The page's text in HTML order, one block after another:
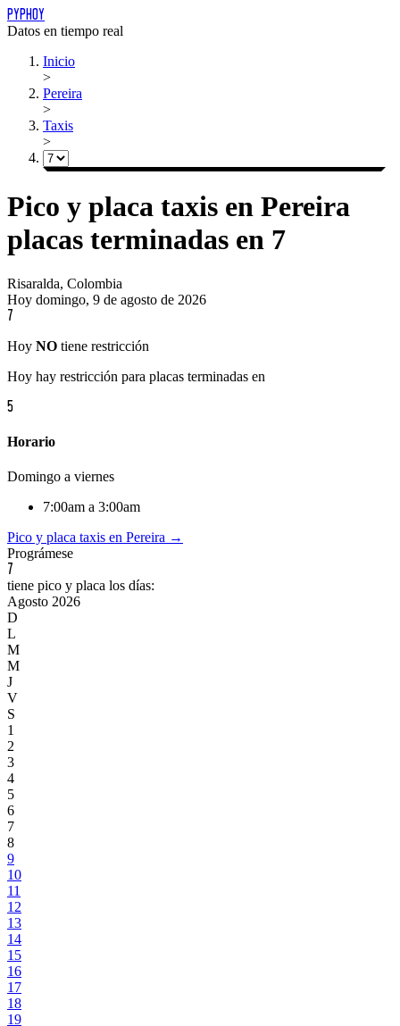
PYPHOY
Datos en tiempo real
Inicio
>
Pereira
>
Taxis
>
Pico y placa taxis en Pereira
placas terminadas en 7
Risaralda, Colombia
Hoy domingo, 9 de agosto de 2026
7
Hoy NO tiene restricción
Hoy hay restricción para placas terminadas en
5
Horario
Domingo a viernes
7:00am a 3:00am
Pico y placa taxis en Pereira →
Prográmese
7
tiene pico y placa los días:
Agosto 2026
D
L
M
M
J
V
S
1
2
3
4
5
6
7
8
9
10
11
12
13
14
15
16
17
18
19